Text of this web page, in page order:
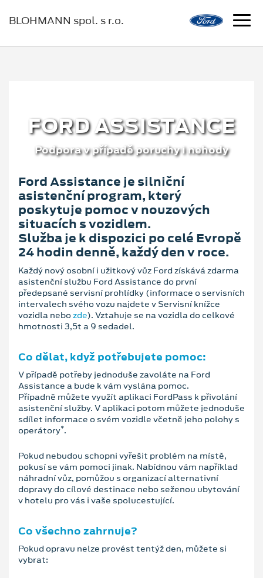
BLOHMANN spol. s r.o.
FORD ASSISTANCE
Podpora v případě poruchy i nehody
Ford Assistance je silniční
asistenční program, který
poskytuje pomoc v nouzových
situacích s vozidlem.
Služba je k dispozici po celé Evropě
24 hodin denně, každý den v roce.
Každý nový osobní i užitkový vůz Ford získává zdarma
asistenční službu Ford Assistance do první
předepsané servisní prohlídky (informace o servisních
intervalech svého vozu najdete v Servisní knížce
vozidla nebozde). Vztahuje se na vozidla do celkové
hmotnosti 3,5t a 9 sedadel.
Co dělat, když potřebujete pomoc:
V případě potřeby jednoduše zavoláte na Ford
Assistance a bude k vám vyslána pomoc.
Případně můžete využít aplikaci FordPass k přivolání
asistenční služby. V aplikaci potom můžete jednoduše
sdílet informace o svém vozidle včetně jeho polohy s
operátory*.
Pokud nebudou schopni vyřešit problém na místě,
pokusí se vám pomoci jinak. Nabídnou vám například
náhradní vůz, pomůžou s organizací alternativní
dopravy do cílové destinace nebo seženou ubytování
v hotelu pro vás i vaše spolucestující.
Co všechno zahrnuje?
Pokud opravu nelze provést tentýž den, můžete si
vybrat: